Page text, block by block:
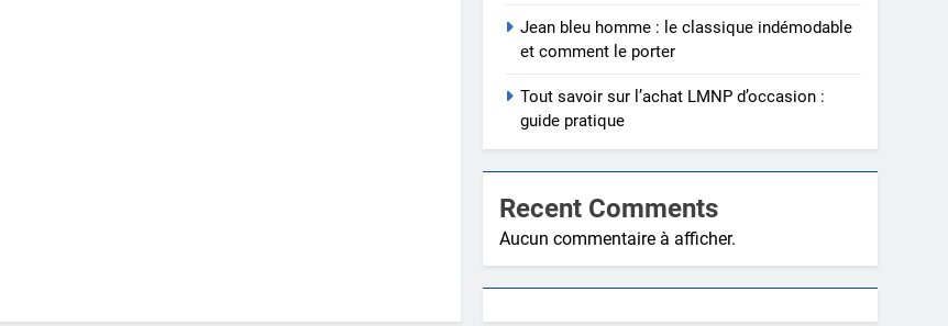
Jean bleu homme : le classique indémodable
et comment le porter
Tout savoir sur l’achat LMNP d’occasion :
guide pratique
Recent Comments
Aucun commentaire à afficher.